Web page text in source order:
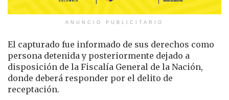
ANUNCIO PUBLICITARIO
El capturado fue informado de sus derechos como
persona detenida y posteriormente dejado a
disposición de la Fiscalía General de la Nación,
donde deberá responder por el delito de
receptación.